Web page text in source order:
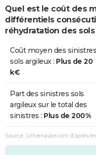
Quel est le coût des
différentiels
réhydratation des sols
Coût moyen des sinistres
sols argileux : Plus de 20
k€
Part des sinistres sols
argileux sur le total des
sinistres : Plus de 200%
Source : Linternaute.com d'après